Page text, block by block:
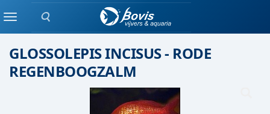
Zoeken
MenuScholenvis
GLOSSOLEPIS INCISUS - RODE
REGENBOOGZALM